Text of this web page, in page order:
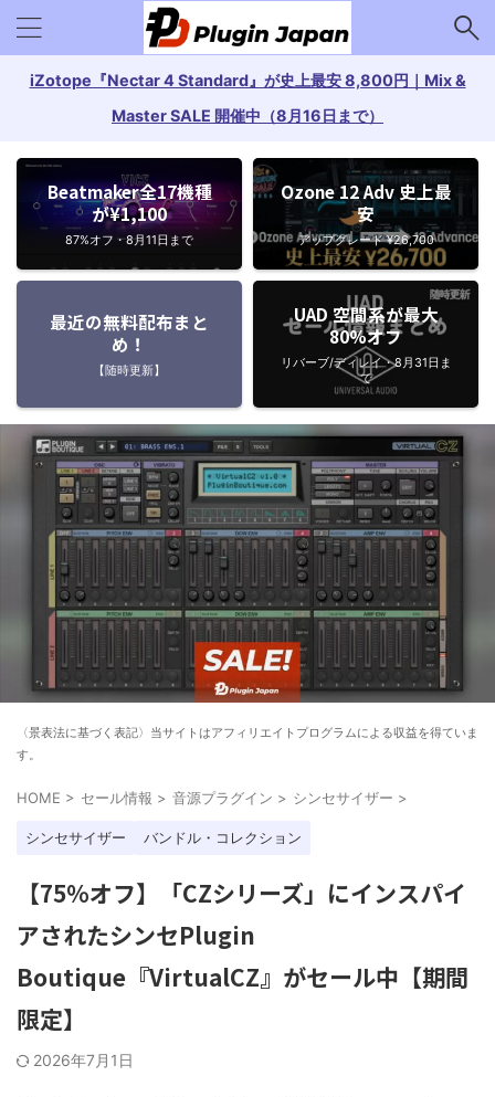
iZotope『Nectar 4 Standard』が史上最安 8,800円｜Mix &
Master SALE 開催中（8月16日まで）
Beatmaker全17機種
が¥1,100
87%オフ・8月11日まで
Ozone 12 Adv 史上最
安
アップグレード ¥26,700
最近の無料配布まと
め！
【随時更新】
UAD 空間系が最大
80%オフ
リバーブ/ディレイ・8月31日ま
で
〈景表法に基づく表記〉当サイトはアフィリエイトプログラムによる収益を得ていま
す。
HOME > セール情報 > 音源プラグイン > シンセサイザー >
シンセサイザー バンドル・コレクション
【75%オフ】「CZシリーズ」にインスパイ
アされたシンセPlugin
Boutique『VirtualCZ』がセール中【期間
限定】
2026年7月1日